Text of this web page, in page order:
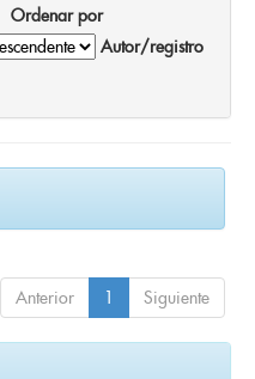
Ordenar por
Autor/registro
Anterior 1 Siguiente